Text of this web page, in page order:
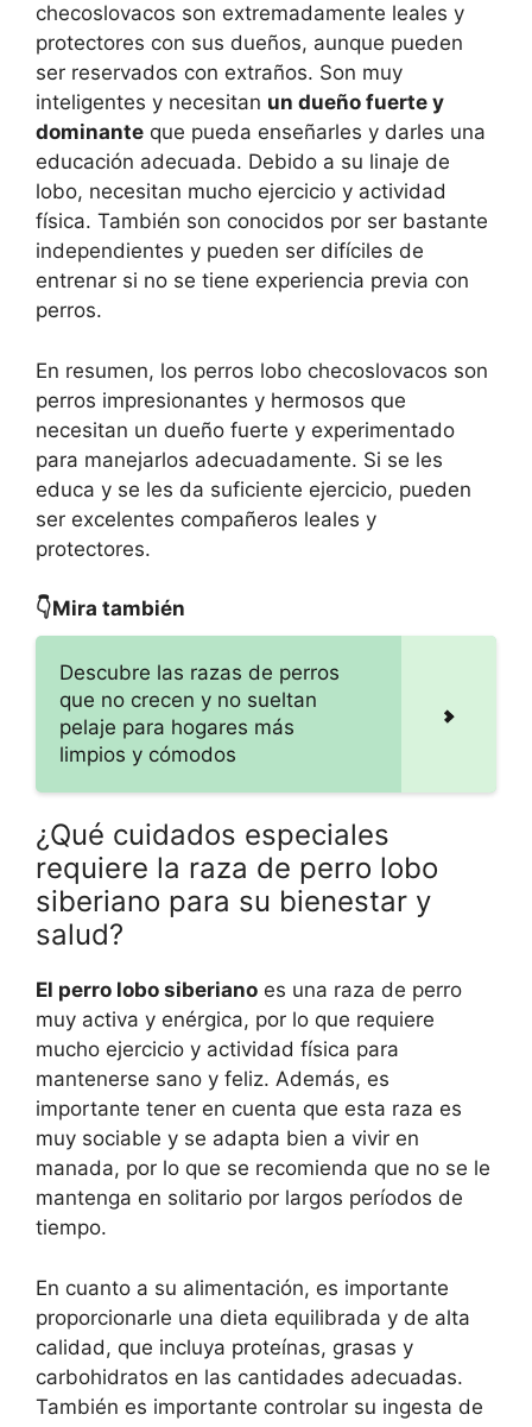
checoslovacos son extremadamente leales y
protectores con sus dueños, aunque pueden
ser reservados con extraños. Son muy
inteligentes y necesitan un dueño fuerte y
dominante que pueda enseñarles y darles una
educación adecuada. Debido a su linaje de
lobo, necesitan mucho ejercicio y actividad
física. También son conocidos por ser bastante
independientes y pueden ser difíciles de
entrenar si no se tiene experiencia previa con
perros.
En resumen, los perros lobo checoslovacos son
perros impresionantes y hermosos que
necesitan un dueño fuerte y experimentado
para manejarlos adecuadamente. Si se les
educa y se les da suficiente ejercicio, pueden
ser excelentes compañeros leales y
protectores.
👇Mira también
Descubre las razas de perros
que no crecen y no sueltan
pelaje para hogares más
limpios y cómodos
¿Qué cuidados especiales
requiere la raza de perro lobo
siberiano para su bienestar y
salud?
El perro lobo siberiano es una raza de perro
muy activa y enérgica, por lo que requiere
mucho ejercicio y actividad física para
mantenerse sano y feliz. Además, es
importante tener en cuenta que esta raza es
muy sociable y se adapta bien a vivir en
manada, por lo que se recomienda que no se le
mantenga en solitario por largos períodos de
tiempo.
En cuanto a su alimentación, es importante
proporcionarle una dieta equilibrada y de alta
calidad, que incluya proteínas, grasas y
carbohidratos en las cantidades adecuadas.
También es importante controlar su ingesta de